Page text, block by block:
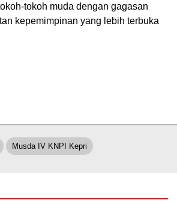
tokoh muda dengan gagasan
kepemimpinan yang lebih terbuka
Musda IV KNPI Kepri